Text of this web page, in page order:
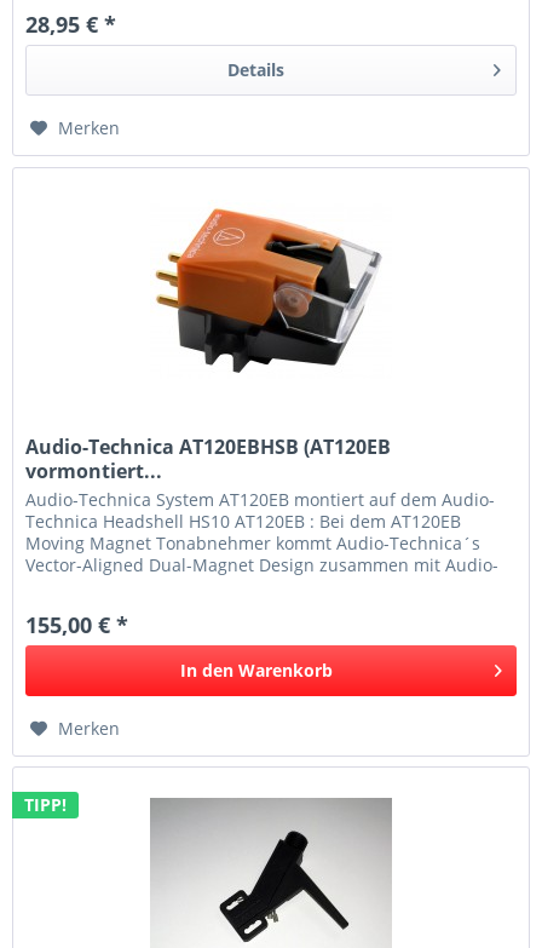
28,95 € *
Details
Merken
Audio-Technica AT120EBHSB (AT120EB
vormontiert...
Audio-Technica System AT120EB montiert auf dem Audio-
Technica Headshell HS10 AT120EB : Bei dem AT120EB
Moving Magnet Tonabnehmer kommt Audio-Technica´s
Vector-Aligned Dual-Magnet Design zusammen mit Audio-
155,00 € *
In den Warenkorb
Merken
TIPP!